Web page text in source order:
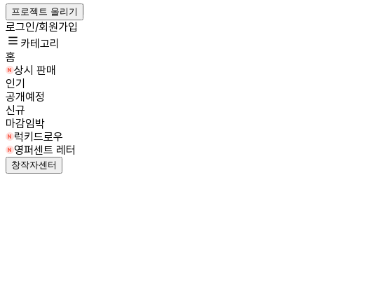
프로젝트 올리기
로그인/회원가입
카테고리
홈
상시 판매
인기
공개예정
신규
마감임박
럭키드로우
영퍼센트 레터
창작자센터